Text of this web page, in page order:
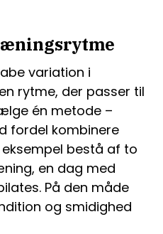
variation i
rytme, der passer til
én metode –
fordel kombinere
eksempel bestå af to
en dag med
På den måde
og smidighed